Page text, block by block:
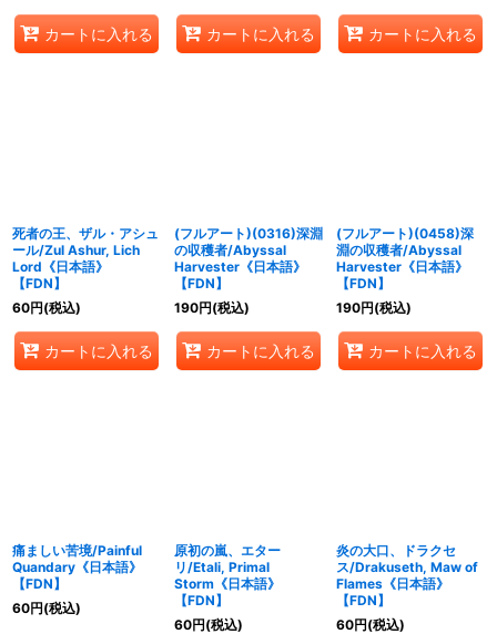
カートに入れる カートに入れる カートに入れる
死者の王、ザル・アシュ
ール/Zul Ashur, Lich
Lord《日本語》
【FDN】
60円(税込)
カートに入れる
(フルアート)(0316)深淵
の収穫者/Abyssal
Harvester《日本語》
【FDN】
190円(税込)
カートに入れる
(フルアート)(0458)深
淵の収穫者/Abyssal
Harvester《日本語》
【FDN】
190円(税込)
カートに入れる
痛ましい苦境/Painful
Quandary《日本語》
【FDN】
60円(税込)
原初の嵐、エター
リ/Etali, Primal
Storm《日本語》
【FDN】
60円(税込)
炎の大口、ドラクセ
ス/Drakuseth, Maw of
Flames《日本語》
【FDN】
60円(税込)